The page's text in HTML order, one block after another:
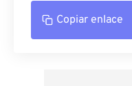
Copiar enlace